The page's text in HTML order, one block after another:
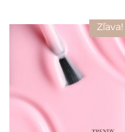
Zľava!